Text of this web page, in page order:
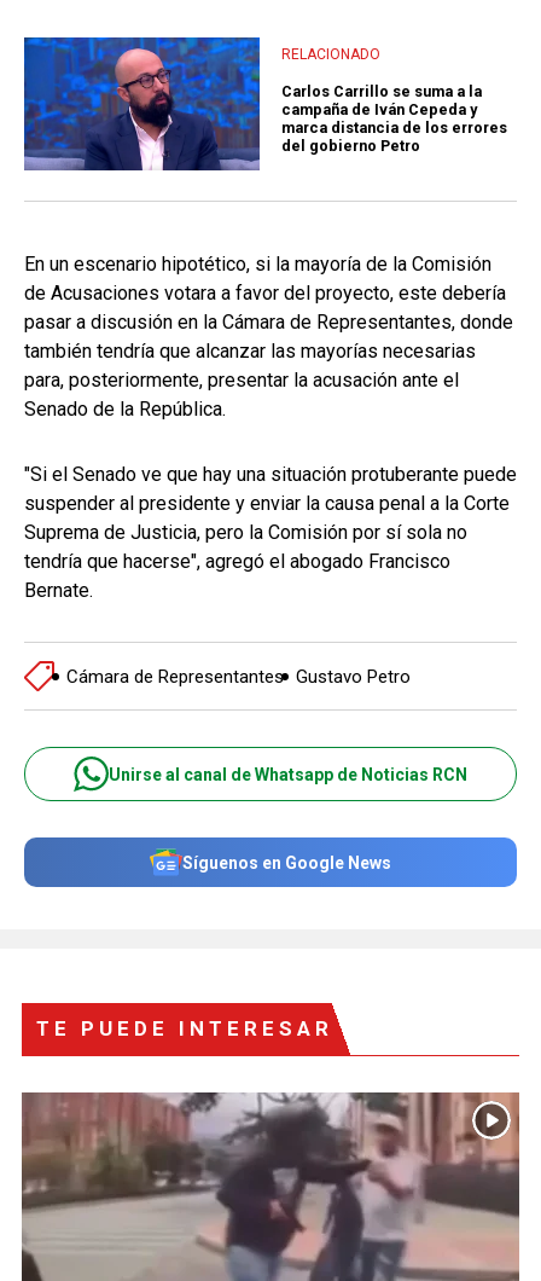
RELACIONADO
Carlos Carrillo se suma a la
campaña de Iván Cepeda y
marca distancia de los errores
del gobierno Petro
En un escenario hipotético, si la mayoría de la Comisión
de Acusaciones votara a favor del proyecto, este debería
pasar a discusión en la Cámara de Representantes, donde
también tendría que alcanzar las mayorías necesarias
para, posteriormente, presentar la acusación ante el
Senado de la República.
"Si el Senado ve que hay una situación protuberante puede
suspender al presidente y enviar la causa penal a la Corte
Suprema de Justicia, pero la Comisión por sí sola no
tendría que hacerse", agregó el abogado Francisco
Bernate.
Cámara de Representantes Gustavo Petro
Unirse al canal de Whatsapp de Noticias RCN
Síguenos en Google News
TE PUEDE INTERESAR